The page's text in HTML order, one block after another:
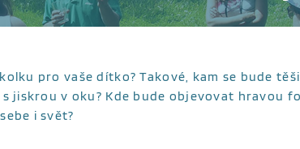
pro vaše dítko? Takové, kam se bude
jiskrou v oku? Kde bude objevovat hravou
i svět?